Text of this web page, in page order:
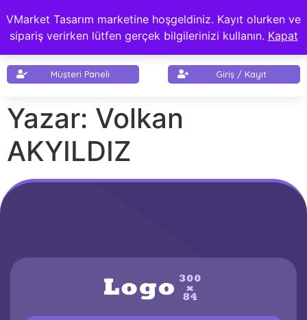
0,00₺
Müşteri Paneli Giriş / Kayıt
Yazar: Volkan
AKYILDIZ
VMarket Tasarım marketine hoşgeldiniz. Kayıt olurken ve
sipariş verirken lütfen gerçek bilgilerinizi kullanın. Kapat